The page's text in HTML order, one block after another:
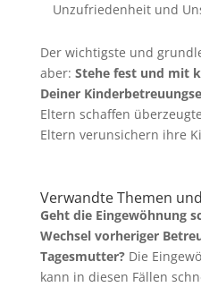
Unzufriedenheit und
Der wichtigste und
aber: Stehe fest und mit
Deiner
Eltern schaffen
Eltern verunsichern ihre
Verwandte Themen
Geht die Eingewöhnung
Wechsel vorheriger
Tagesmutter?Die
kann in diesen Fällen